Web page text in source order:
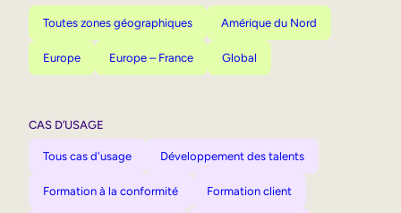
Toutes zones géographiques Amérique du Nord
Europe Europe – France Global
CAS D’USAGE
Tous cas d'usage Développement des talents
Formation à la conformité Formation client